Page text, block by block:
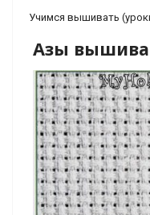
Учимся вышивать
Азы